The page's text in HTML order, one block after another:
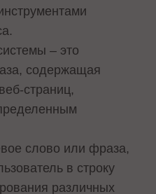
– это
содержащая
страниц,
слово или фраза,
в строку
различных